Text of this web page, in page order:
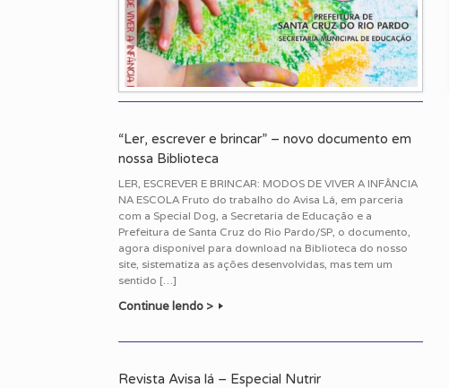
“Ler, escrever e brincar” – novo documento em
nossa Biblioteca
LER, ESCREVER E BRINCAR: MODOS DE VIVER A INFÂNCIA
NA ESCOLA Fruto do trabalho do Avisa Lá, em parceria
com a Special Dog, a Secretaria de Educação e a
Prefeitura de Santa Cruz do Rio Pardo/SP, o documento,
agora disponível para download na Biblioteca do nosso
site, sistematiza as ações desenvolvidas, mas tem um
sentido […]
Continue lendo >
Revista Avisa lá – Especial Nutrir